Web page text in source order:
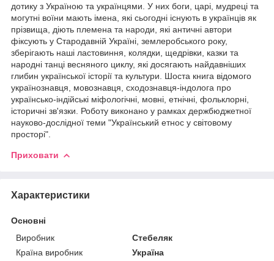
дотику з Україною та українцями. У них боги, царі, мудреці та
могутні воїни мають імена, які сьогодні існують в українців як
прізвища, діють племена та народи, які античні автори
фіксують у Стародавній Україні, землеробського року,
зберігають наші ластовиння, колядки, щедрівки, казки та
народні танці весняного циклу, які досягають найдавніших
глибин української історії та культури. Шоста книга відомого
українознавця, мовознавця, сходознавця-індолога про
українсько-індійські міфологічні, мовні, етнічні, фольклорні,
історичні зв'язки. Роботу виконано у рамках держбюджетної
науково-дослідної теми "Український етнос у світовому
просторі".
Приховати
Характеристики
Основні
Виробник
Стебеляк
Країна виробник
Україна